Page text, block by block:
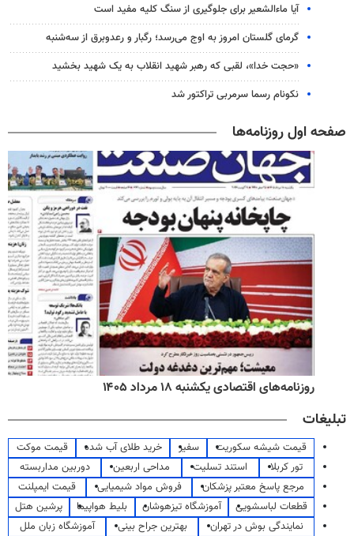
آیا ماءالشعیر برای جلوگیری از سنگ کلیه مفید است
گرمای گلستان امروز به اوج می‌رسد؛ رگبار و رعدوبرق از سه‌شنبه
«حجت خدا»، لقبی که رهبر شهید انقلاب به یک شهید بخشید
نکونام رسما سرمربی تراکتور شد
صفحه اول روزنامه‌ها
روزنامه‌های اقتصادی یکشنبه ۱۸ مرداد ۱۴۰۵
تبلیغات
قیمت شیشه سکوریت سفیر خرید طلای آب شده
قیمت موکت
تور کربلا
استند تسلیت مداحی اربعین
دوربین مداربسته
مرجع پاسخ معتبر پزشکان
فروش مواد شیمیایی
قیمت ایمپلنت
قطعات لباسشویی
آموزشگاه تیزهوشان بلیط هواپیما
پرشین هتل
نمایندگی بوش در تهران
بهترین جراح بینی
آموزشگاه زبان ملل